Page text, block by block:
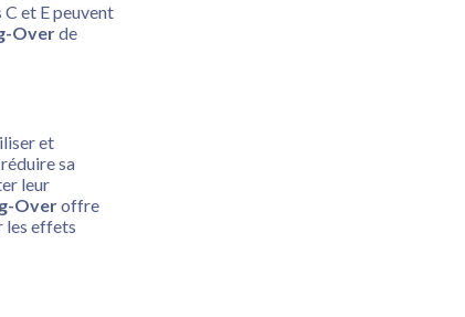
et E peuvent
Overde
et
sa
leur
Overoffre
les effets